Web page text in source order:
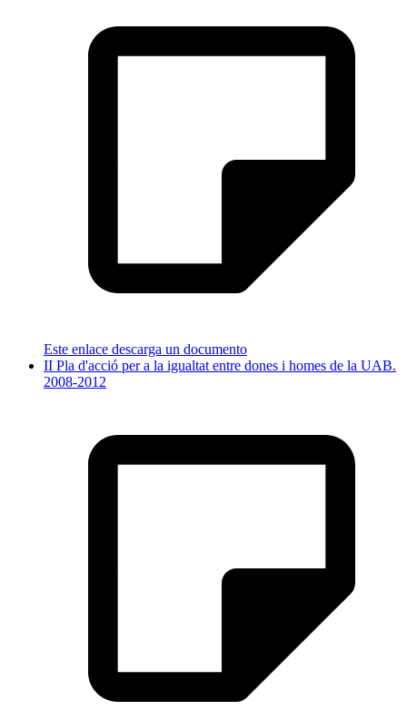
Este enlace descarga un documento
II Pla d'acció per a la igualtat entre dones i homes de la UAB.
2008-2012